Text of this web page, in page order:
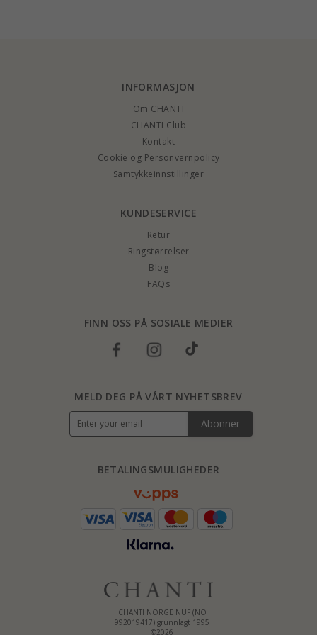
INFORMASJON
Om CHANTI
CHANTI Club
Kontakt
Cookie og Personvernpolicy
Samtykkeinnstillinger
KUNDESERVICE
Retur
Ringstørrelser
Blog
FAQs
FINN OSS PÅ SOSIALE MEDIER
CHANTI NORGE NUF (NO
992019417) grunnlagt 1995
©2026
BETALINGSMULIGHEDER
MELD DEG PÅ VÅRT NYHETSBREV
Abonner